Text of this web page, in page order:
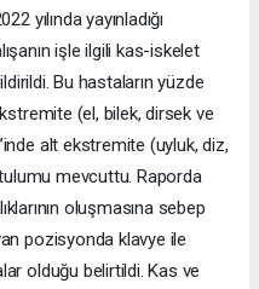
yılında yayınladığı
işle ilgili kas-iskelet
Bu hastaların yüzde
(el, bilek, dirsek ve
alt ekstremite (uyluk, diz,
mevcuttu. Raporda
oluşmasına sebep
pozisyonda klavye ile
olduğu belirtildi. Kas ve